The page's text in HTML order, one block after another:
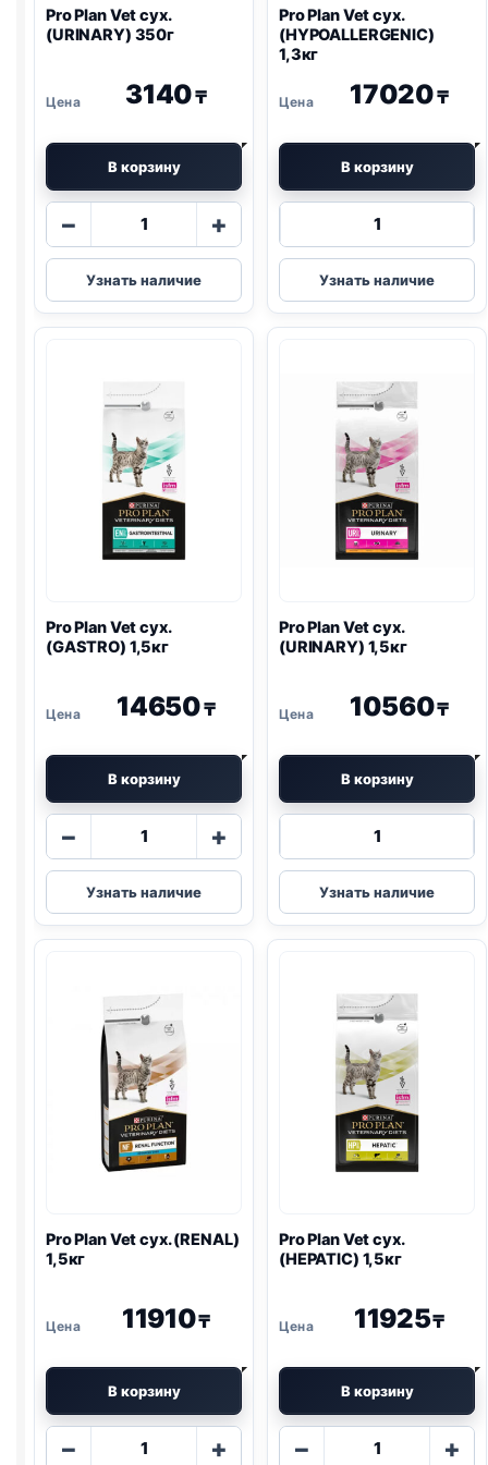
Pro PlanVet сух.
(URINARY) 350г
3140₸
В корзину
−
Количество
Pro
Plan
Vet
350г
+
Узнать наличие
Pro PlanVet сух.
(HYPOALLERGENIC)
1,3кг
17020₸
В корзину
Количество
Pro
Plan
Vet
1,3кг
Узнать наличие
Pro PlanVet сух.
(GASTRO) 1,5кг
14650₸
В корзину
−
Количество
Pro
Plan
Vet
1,5кг
+
Узнать наличие
Pro PlanVet сух.
(URINARY) 1,5кг
10560₸
В корзину
Количество
Pro
Plan
Vet
1,5кг
Узнать наличие
Pro PlanVet сух. (RENAL)
1,5кг
11910₸
В корзину
−
Количество
+
Pro PlanVet сух.
(HEPATIC) 1,5кг
11925₸
В корзину
−
Количество
+